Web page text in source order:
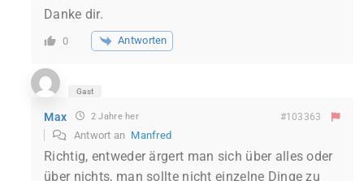
Danke dir.
0 Antworten
Gast
Max 2 Jahre her #103363
Antwort an Manfred
Richtig, entweder ärgert man sich über alles oder
über nichts, man sollte nicht einzelne Dinge zu